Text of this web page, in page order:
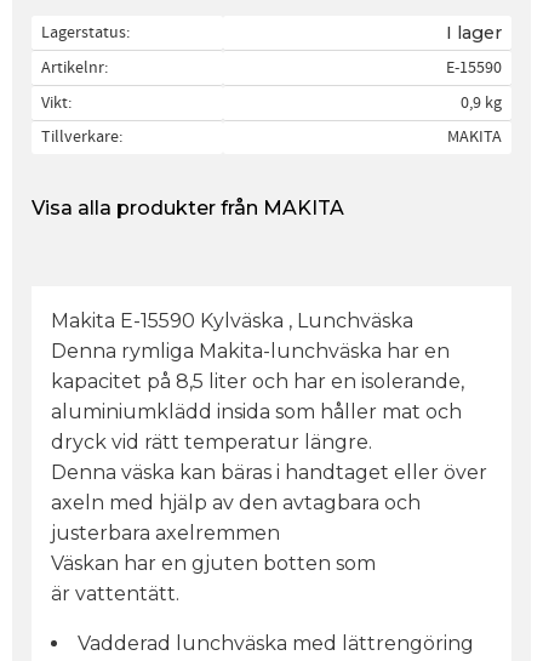
Lagerstatus I lager
Artikelnr
E-15590
Vikt
0,9 kg
Tillverkare
MAKITA
Visa alla produkter från MAKITA
Makita E-15590 Kylväska , Lunchväska
Denna rymliga Makita-lunchväska har en
kapacitet på 8,5 liter och har en isolerande,
aluminiumklädd insida som håller mat och
dryck vid rätt temperatur längre.
Denna väska kan bäras i handtaget eller över
axeln med hjälp av den avtagbara och
justerbara axelremmen
Väskan har en gjuten botten som
är vattentätt.
Vadderad lunchväska med lättrengöring